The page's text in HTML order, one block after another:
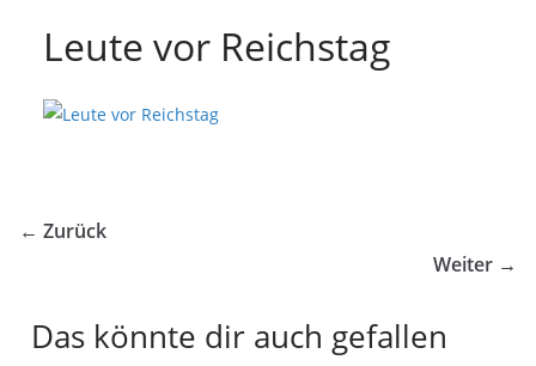
Leute vor Reichstag
← Zurück
Weiter →
Das könnte dir auch gefallen